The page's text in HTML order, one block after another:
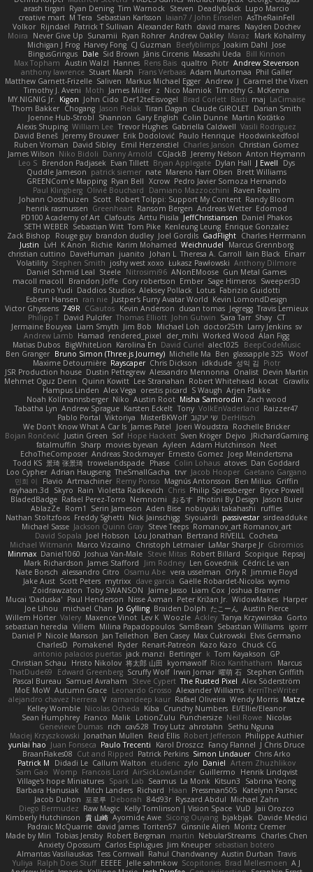
arash tirgari Ryan Dening Tim Warnock Steven Deadlyblack Lupo Marcio
creative mart M Tera Sebastian Karlsson Iaian7 / John Einselen AsTheRainFell
Volkor Rijndael Patrick T Sullivan Alexander Rath david mares Nayden Dochev
Moira
Never Give Up Sunamii Ryan Rohrer Andrew Oakley Maraz
Mark Kohalmy
Michigan J Frog Harvey Fong CJ Guzman Beefyblimps Joakim Dahl Jose
BingusGringus Dale Sid Brown Jānis Circenis Masashi Ueda
Bill Kinnon
Max Topham Austin Walzl Hannes Rens Bais qualtro Piotr Andrew Stevenson
anthony lawrence Stuart Marsh Frans Verbaas Adam Murtomaa Phil Galler
Matthew Garnett-Frizelle Saliven Markus Michael Egger Andrew J Caramel the Vixen
Timothy J. Aveni Moth James Miller z Nico Marniok Timothy G. McKenna
MY.NIGNIG Jr. Kigon John Cido Der12teEisvogel Brad Corlett Basti maj LaCimaise
Thom Bakker Chogang Jason Pielak Tiran Dagan Claude GIROLET Darian Smith
Joenne Hub-Strobl Shannon Gary English Colin Dunne Martin Koťátko
Alexis Shuping William Lee Trevor Hughes Gabriella Caldwell Vasili Rodriguez
David Beneš Jeremy Brouwer Erik Dodolović Paulo Henrique Hoodwinkedfool
Ruben Vroman David Sibley Emil Herzenstiel Charles Janson Christian Gomez
James Wilson Niko Bidoli Danny Arnold CGJackB Jeremy Nelson Anton Heymann
Leo S Brendon Padjasek Evan Tillett Bryan Applegate Dylan Hall J Ewell
Dys
Quddle Jameson patrick siemer nate Mareno Harr Olsen Brett Williams
GREENCom'e Mapping Ryan Bell Xcrow Pedro Javier Somoza Hernando
Paul Klingberg Olivié Bouchard Damiano Mazzocchini Raven Realm
Johann Oosthuizen Scott Robert Tolppi: Support My Content Randy Bloom
henrik rasmussen Greenheart Ransom Bergen Andreas Wetter Edomod
PD100 Academy of Art Clafoutis Arttu Piisila JeffChristiansen Daniel Phakos
SETH WEBER Sebastian Witt Tom Pike Kenleung Leung Enrique Gonzalez
Zack Bishop
Rouge guy brandon dudley Joel Gordils GadFlight Charles Herrmann
Justin
LvH K Anon Richie Karim Mohamed Weichnudel
Marcus Grennborg
christian cuttino DaveHuman juanito Johan L Theresa A. Carroll Iain Black Einarr
Volatility Stephen Smith joshy west xoxo Łukasz Pawłowski Anthony Dilmore
Daniel Schmid Leal Steele Nitrosimi96 ANonEMoose Gun Metal Games
macoll macoll
Brandon Joffe Cory robertson Ember Sage Himeros Sweeper3D
Bruno Yudi Daddios Studios Aleksey Pollack Lotus Fabrizio Guidotti
Esbern Hansen ran nie Justper's Furry Avatar World Kevin LomondDesign
Victor Ghyssens 749R CGautos Kevin Anderson dusan tomas Jegregg Travis Lemieux
Philipp T David Pulcifer Thomas Elliott John Gutwin Sara Tarr Shay CT
Jermaine Bouyea Liam Smyth Jim Bob Michael Loh doctor25th Larry Jenkins sv
Andrew Lamb Hamad rendered_pixel der_mihi Worked Wood Alan Figg
Matias Dubos BigWhiteLion Karolina En David Curiel alec1025
BeepCodeMusic
Ben Granger Bruno Simon (Three.js Journey) Michelle Ma Ben glassapple 325 Woof
Maxime Detournière Rayscaper Chris Dickson idkdude 성익 김 Piotr
JSR Production house Dustin Pettegrew Alessandro Mennonna Onalist Devin Martin
Mehmet Oguz Derin
Quinn Kowitt Lee Stranahan Robert Whitehead kocat Grawlix
Hampus Linden Alex Vega orestis picard S Waugh Arjen Plakke
Noah Kollmannsberger Niko Austin Root Misha Samorodin Zach wood
Tabatha Lyn Andrew Sprague Karsten Eckelt Tony VolkEnVaderland Raizzer47
Pablo Portal Viktoriya MisterBKWolf שי יעקוב DerHitsch
We Don't Know What A Car Is James Patel Joeri Woudstra Rochelle Bricker
Bojan Rončević Justin Green Sof Hope Hackett Sven Kröger Dejvo
JRichardGaming
fatalmuffin Sharp movies byevan Ayleen Adam Hutchinson Neet
EchoTheComposer Andreas Stockmayer Ernesto Gomez Joep Meindertsma
Todd KS 景琦 张景琦 trowelandspade Phase Colin Lohaus atoves Dan Goddard
Loo Cypher Adrian Haugseng TheSmallGacha trvr Jacob Hooper Gaetano Gargano
민희 이
Flavio Artmachiner Remy Ponso Magnús Antonsson Ben Milius Griffin
rayhaan.3d
Skyro Rain Violetta Radkevich Chris Philip Spiessberger Bryce Powell
BladedBadge Rafael Perez-Torro Nemnomi おるす Photini By Design Jason Buier
AblazZe Rom1 Serin Jameson Aden Bise nobuyuki takahashi
ruffles
Nathan Stoltzfoos Freddy Sghetti Nick Jainschigg Siyouardi passivestar sirdeadduke
Michael Sasse Jackson Quinn Gray Steve Teeps Romanov_art Romanov_art
David Sopala Joel Hobson Lou Jonathan Bertrand RIVEILL Cocheta
Michael Witmann Marco Vizcaino Christoph Letmaier LaMar Sharpe Jr Gbromios
Minmax Daniel1060 Joshua Van-Male Steve Mitas Robert Billard Scopique Repsaj
Mark Richardson James Stafford Jim Rodney Len Govednik Cédric Le van
Nate Borsch alessandro Citro Osamu Abe vera usselman Orly R Jimmie Floyd
Jake Aust Scott Peters mytrixx dave garcia Gaëlle Robardet-Nicolas wymo
Zoidrawzaton Toby SWANSON Jaime Jasso Liam Cox Joshua Bramer
Mucai 'Daduska' Paul Henderson Nisse Axman Peter Križan Jr. WidowMakes Harper
Joe Lihou
michael Chan Jo Gylling Braiden Dolph たこーん Austin Pierce
Willem Hörter Valery Maxence Vinot Lev K Woozle Ackley Tanya Krzywinska Gorto
sebastian heredia Villem Milina Papadopoulos SamBean Sebastian Williams igorrr
Daniel P Nicole Manson Jan Tellethon Ben Casey Max Cukrowski Elvis Germano
CharlesD
Pomakenel Ryder Renart-Patreon Kazo Kazo
Chuck CG
antonio palacios puertas jack manzi Bertinger k Tom Kayakson GP
Christian Schau
Hristo Nikolov 将太郎 山田 kyomawolf Rico Kanthatham
Marcus
ThatDude69
Edward Greenberg Scruffy Wolf Irwin Jomar 曜萌 石 Stephen Griffith
Pascal Bureau Samuel Avraham Steve Cypert The Rusted Pixel Alex Söderström
MoE MoW Autumn Grace Leonardo Grosso Alexander Williams KerriTheWriter
alejandro chavez herrera V ramandeep kaur Rafael Oliveira Wendy Morris Matze
Kelley Womble Nicolas Ocheda Kiba Crunchy Numbers El/Ellie/Eleanor
Sean Humphrey Franco Malik LotionZulu Punchersize Neil Rowe Nicolas
Genevieve Dumas rich cav528 Troy Lutz ahrotahn
Sethu Nguna
Maciej Krzyszkowski Jonathan Mullen Reid Ellis Robert Jefferson Philippe Authier
yunlai hao Juan Fonseca Paulo Trecenti Karol Droszcz Fancy Flannel J Chris Druce
BraanFlakes08 Cut and Ripped Patrick Perkins Simon Lindauer Chris Arko
Patrick M
Didadi Le Callum Walton etudenc zylo Daniel Artem Zhuzhlikov
Sam Gao Womp Francois Lord AirSickLowLander Guillermo
Henrik Lindqvist
Village's hope Miniatures Spark Lab Seamus La Monk Kitsun3
Sabrina Yeong
Barbara Hanusiak Mitch Landers Richard Haan Pressman505
Katelynn Parsec
Jacob Duhon 포로루 Deborah 84d93r Ryszard Abdul Michael Zahn
Diego Bermudez Raw Magic Kelly Tomlinson | Vision Space VuD Jaii Orozco
Kimberly Hutchinson 貴 山崎 Ayomide Awe Sicong Ouyang bjakbjak Davide Medici
Padraic McQuarrie david james Toriten57 Ginsnile Allen Moritz Cremer
Made by Miri Tobias Jensby Robert Bergman martin NebularStreams Charles Chen
Anxiety Opossum Carlos Esplugues Jim Kneuper sebastian botero
Almantas Vasiliauskas Tess Cornwall Rahul Chandwaney Austin Durban Travis
Yuliya Ralph Does Stuff EEEEE Jelle sahmkow Scopitones Brad Mellesmoen A J